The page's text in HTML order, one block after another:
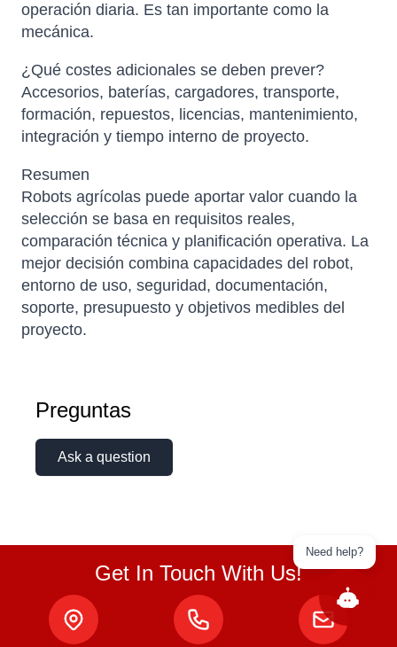
operación diaria. Es tan importante como la
mecánica.
¿Qué costes adicionales se deben prever?
Accesorios, baterías, cargadores, transporte,
formación, repuestos, licencias, mantenimiento,
integración y tiempo interno de proyecto.
Resumen
Robots agrícolas puede aportar valor cuando la
selección se basa en requisitos reales,
comparación técnica y planificación operativa. La
mejor decisión combina capacidades del robot,
entorno de uso, seguridad, documentación,
soporte, presupuesto y objetivos medibles del
proyecto.
Preguntas
Ask a question
Get In Touch With Us!
Need help?
Atlas
Online — robotics specialist